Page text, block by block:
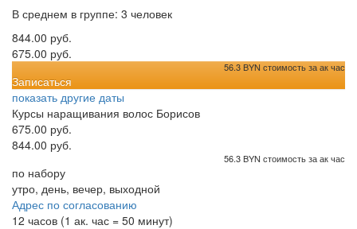
В среднем в группе: 3 человек
844.00 руб.
675.00 руб.
56.3 BYN стоимость за ак час
Записаться
показать другие даты
Курсы наращивания волос Борисов
675.00 руб.
844.00 руб.
56.3 BYN стоимость за ак час
по набору
утро, день, вечер, выходной
Адрес по согласованию
12 часов (1 ак. час = 50 минут)